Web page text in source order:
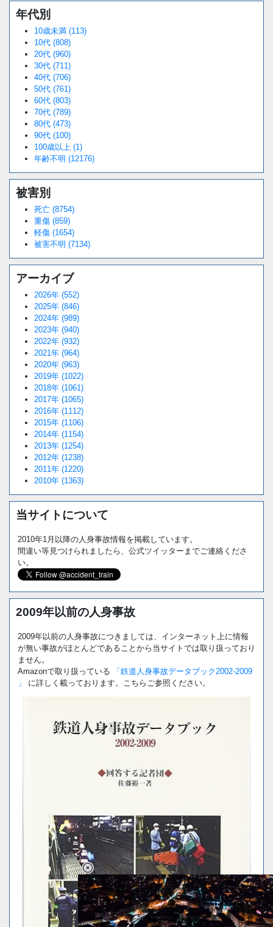
年代別
10歳未満 (113)
10代 (808)
20代 (960)
30代 (711)
40代 (706)
50代 (761)
60代 (803)
70代 (789)
80代 (473)
90代 (100)
100歳以上 (1)
年齢不明 (12176)
被害別
死亡 (8754)
重傷 (859)
軽傷 (1654)
被害不明 (7134)
アーカイブ
2026年 (552)
2025年 (846)
2024年 (989)
2023年 (940)
2022年 (932)
2021年 (964)
2020年 (963)
2019年 (1022)
2018年 (1061)
2017年 (1065)
2016年 (1112)
2015年 (1106)
2014年 (1154)
2013年 (1254)
2012年 (1238)
2011年 (1220)
2010年 (1363)
当サイトについて
2010年1月以降の人身事故情報を掲載しています。
間違い等見つけられましたら、公式ツイッターまでご連絡くださ
い。
2009年以前の人身事故
2009年以前の人身事故につきましては、インターネット上に情報
が無い事故がほとんどであることから当サイトでは取り扱っており
ません。
Amazonで取り扱っている
「鉄道人身事故データブック2002-2009
」
に詳しく載っております。こちらご参照ください。